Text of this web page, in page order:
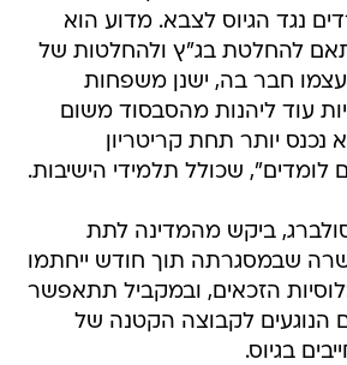
נגד הגיוס לצבא. מדוע הוא
להחלטת בג"ץ ולהחלטות של
חבר בה, ישנן משפחות
עוד ליהנות מהסבסוד משום
נכנס יותר תחת קריטריון
לומדים", שכולל תלמידי הישיבות.
ביקש מהמדינה לתת
שבמסגרתה תוך חודש ייחתמו
הזכאים, ובמקביל תתאפשר
הנוגעים לקבוצה הקטנה של
בגיוס.